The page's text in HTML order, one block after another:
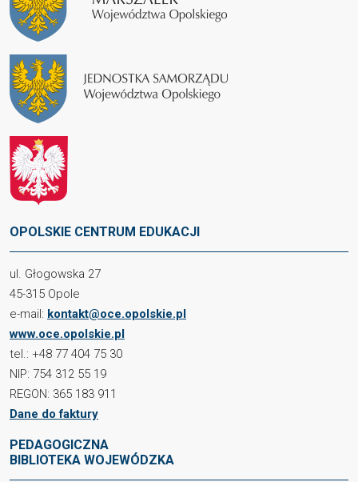
OPOLSKIE CENTRUM EDUKACJI
ul. Głogowska 27
45-315 Opole
e-mail: kontakt@oce.opolskie.pl
www.oce.opolskie.pl
tel.: +48 77 404 75 30
NIP: 754 312 55 19
REGON: 365 183 911
Dane do faktury
PEDAGOGICZNA
BIBLIOTEKA WOJEWÓDZKA